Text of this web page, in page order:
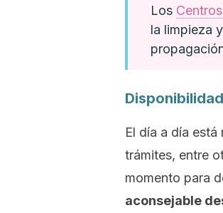
Los
la limpieza
El día a día
trámites, entre
momento para
aconsejable